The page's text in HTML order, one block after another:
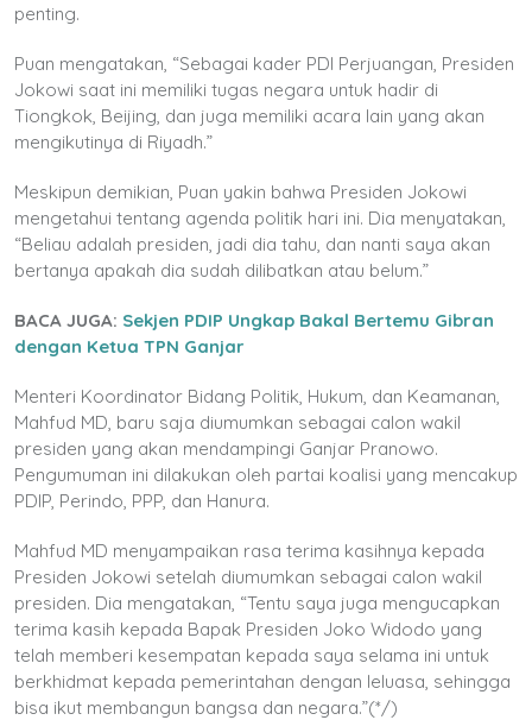
penting.
Puan mengatakan, “Sebagai kader PDI Perjuangan, Presiden
Jokowi saat ini memiliki tugas negara untuk hadir di
Tiongkok, Beijing, dan juga memiliki acara lain yang akan
mengikutinya di Riyadh.”
Meskipun demikian, Puan yakin bahwa Presiden Jokowi
mengetahui tentang agenda politik hari ini. Dia menyatakan,
“Beliau adalah presiden, jadi dia tahu, dan nanti saya akan
bertanya apakah dia sudah dilibatkan atau belum.”
BACA JUGA: Sekjen PDIP Ungkap Bakal Bertemu Gibran
dengan Ketua TPN Ganjar
Menteri Koordinator Bidang Politik, Hukum, dan Keamanan,
Mahfud MD, baru saja diumumkan sebagai calon wakil
presiden yang akan mendampingi Ganjar Pranowo.
Pengumuman ini dilakukan oleh partai koalisi yang mencakup
PDIP, Perindo, PPP, dan Hanura.
Mahfud MD menyampaikan rasa terima kasihnya kepada
Presiden Jokowi setelah diumumkan sebagai calon wakil
presiden. Dia mengatakan, “Tentu saya juga mengucapkan
terima kasih kepada Bapak Presiden Joko Widodo yang
telah memberi kesempatan kepada saya selama ini untuk
berkhidmat kepada pemerintahan dengan leluasa, sehingga
bisa ikut membangun bangsa dan negara.”(*/)